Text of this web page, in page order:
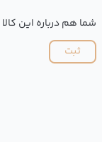
شما هم درباره این
ثبت